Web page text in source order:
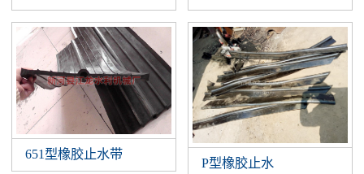
651型橡胶止水带
P型橡胶止水